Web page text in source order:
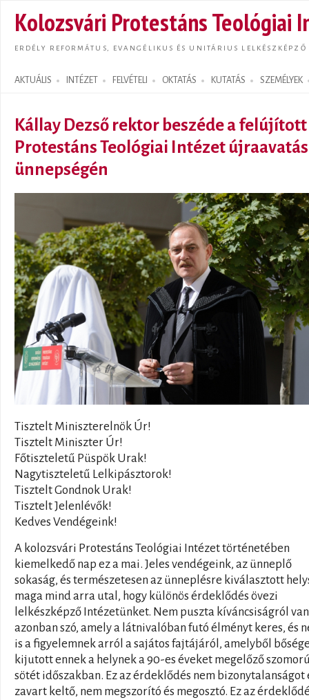
Kolozsvári Protestáns Teológiai
ERDÉLY REFORMÁTUS, EVANGÉLIKUS ÉS UNITÁRIUS LELKÉSZKÉPZŐ
AKTUÁLIS INTÉZET FELVÉTELI OKTATÁS KUTATÁS SZEMÉLYEK
Search form
Kállay Dezső rektor beszéde a felújított
Protestáns Teológiai Intézet
ünnepségén
Tisztelt Miniszterelnök Úr!
Tisztelt Miniszter Úr!
Főtiszteletű Püspök Urak!
Nagytiszteletű Lelkipásztorok!
Tisztelt Gondnok Urak!
Tisztelt Jelenlévők!
Kedves Vendégeink!
A kolozsvári Protestáns Teológiai Intézet történetében
kiemelkedő nap ez a mai. Jeles vendégeink, az ünneplő
sokaság, és természetesen az ünneplésre kiválasztott
maga mind arra utal, hogy különös érdeklődés övezi
lelkészképző Intézetünket. Nem puszta kíváncsiságról van
azonban szó, amely a látnivalóban futó élményt keres, és
is a figyelemnek arról a sajátos fajtájáról, amelyből
kijutott ennek a helynek a 90-es éveket megelőző
sötét időszakban. Ez az érdeklődés nem bizonytalanságot
zavart keltő, nem megszorító és megosztó. Ez az